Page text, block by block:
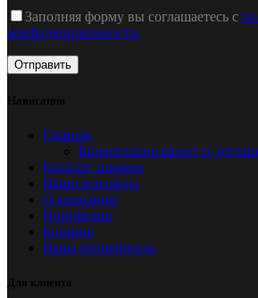
Заполняя форму вы соглашаетесь с
конфиденциальности
Навигация
Главная
Конвертация валют и
Каталог товаров
Наши контакты
О компании
Портфолио
Корзина
Наша потребность
Для клиента